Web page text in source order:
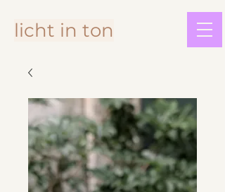
licht in ton